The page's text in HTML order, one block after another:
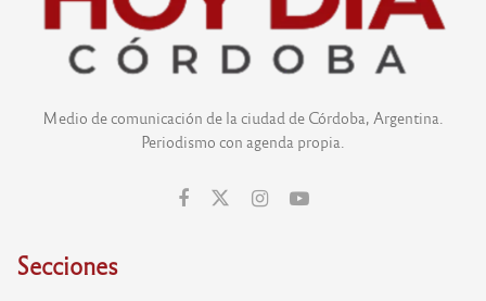
Medio de comunicación de la ciudad de Córdoba, Argentina.
Periodismo con agenda propia.
Secciones